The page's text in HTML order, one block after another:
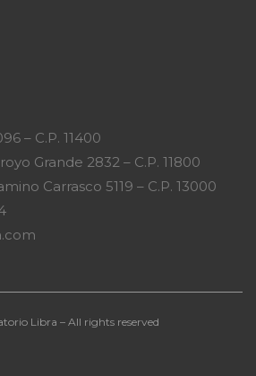
– C.P. 11400
Grande 2832 – C.P. 11800
Carrasco 5119 – C.P. 13000
Libra – All rights reserved